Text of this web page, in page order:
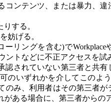
ンテンツ、または暴力、
する。
妨げる。
リングを含む)で
ントなどに不正アクセスを試
認されていない第三者と共
のいずれかを介してこの
み、利用者はその第三者
ある場合に、第三者から